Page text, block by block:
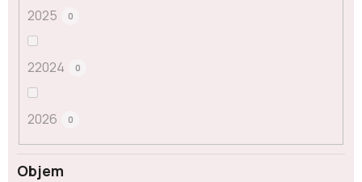
2025 0
22024 0
2026 0
Objem